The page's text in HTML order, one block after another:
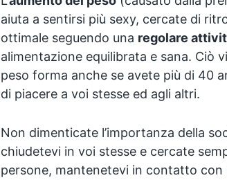
aiuta a sentirsi più sexy, cercate di
ottimale seguendo una regolare
alimentazione equilibrata e sana. Ciò
peso forma anche se avete più di 40
di piacere a voi stesse ed agli altri.
Non dimenticate l’importanza della
chiudetevi in voi stesse e cercate
persone, mantenetevi in contatto con